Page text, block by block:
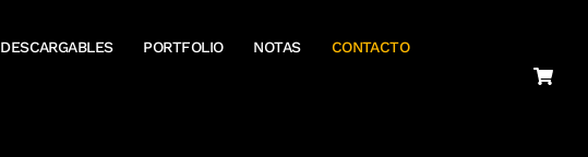
DESCARGABLES PORTFOLIO NOTAS CONTACTO